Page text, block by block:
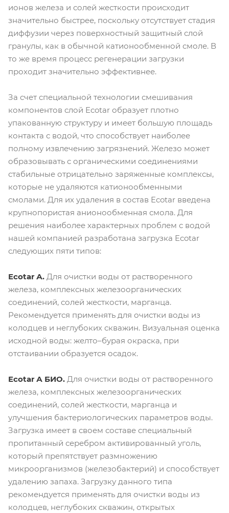
ионов железа и солей жесткости происходит
значительно быстрее, поскольку отсутствует стадия
диффузии через поверхностный защитный слой
гранулы, как в обычной катионообменной смоле. В
то же время процесс регенерации загрузки
проходит значительно эффективнее.
За счет специальной технологии смешивания
компонентов слой Ecotar образует плотно
упакованную структуру и имеет большую площадь
контакта с водой, что способствует наиболее
полному извлечению загрязнений. Железо может
образовывать с органическими соединениями
стабильные отрицательно заряженные комплексы,
которые не удаляются катионообменными
смолами. Для их удаления в состав Ecotar введена
крупнопористая анионообменная смола. Для
решения наиболее характерных проблем с водой
нашей компанией разработана загрузка Ecotar
следующих пяти типов:
Ecotar А. Для очистки воды от растворенного
железа, комплексных железоорганических
соединений, солей жесткости, марганца.
Рекомендуется применять для очистки воды из
колодцев и неглубоких скважин. Визуальная оценка
исходной воды: желто–бурая окраска, при
отстаивании образуется осадок.
Ecotar А БИО. Для очистки воды от растворенного
железа, комплексных железоорганических
соединений, солей жесткости, марганца и
улучшения бактериологических параметров воды.
Загрузка имеет в своем составе специальный
пропитанный серебром активированный уголь,
который препятствует размножению
микроорганизмов (железобактерий) и способствует
удалению запаха. Загрузку данного типа
рекомендуется применять для очистки воды из
колодцев, неглубоких скважин, открытых